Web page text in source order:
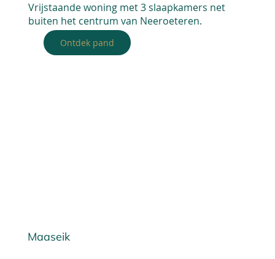
Vrijstaande woning met 3 slaapkamers net
buiten het centrum van Neeroeteren.
Ontdek pand
Maaseik